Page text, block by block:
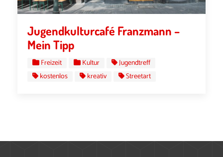
Jugendkulturcafé Franzmann –
Mein Tipp
Freizeit Kultur
Jugendtreff
kostenlos
kreativ Streetart